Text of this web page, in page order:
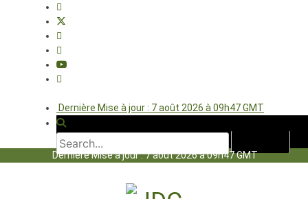
Dernière Mise à jour : 7 août 2026 à 09h47 GMT
Dernière Mise à jour : 7 août 2026 à 09h47 GMT